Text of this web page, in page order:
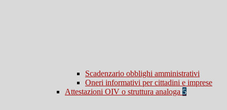
Scadenzario obblighi amministrativi
Oneri informativi per cittadini e imprese
Attestazioni OIV o struttura analoga 5